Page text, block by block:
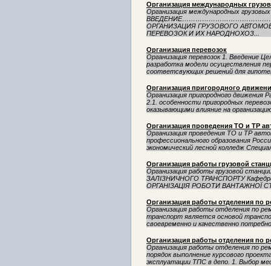
Организация международных
Организация международных
ОРГАНИЗАЦИЯ ГРУЗОВОГО
ПЕРЕВОЗОК И ИХ НАРОДНОХОЗ...
Организация перевозок
Организация перевозок 1. Введение
разработка модели осуществления
соответсвующих решений для
Организация пригородного
Организация пригородного движения
2.1. особенности пригородных
оказывающими влияние на
Организация проведения ТО и ТР
Организация проведения ТО и ТР
профессионального образования
экономический лесной колледж
Организация работы грузовой
Организация работы грузовой
ЗАЛІЗНИЧНОГО ТРАНСПОРТУ Кафедра
ОРГАНІЗАЦІЯ РОБОТИ ВАНТАЖНОЇ
Организация работы отделения по
Организация работы отделения по
транспорт является основой
своевременно и качественно
Организация работы отделения по
Организация работы отделения по
порядок выполнение курсового
эксплуатации ТПС в депо. 1. Выбор